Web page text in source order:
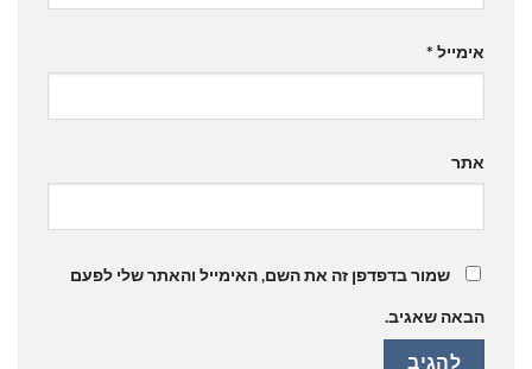
אימייל *
אתר
שמור בדפדפן זה את השם, האימייל והאתר שלי לפעם
הבאה שאגיב.